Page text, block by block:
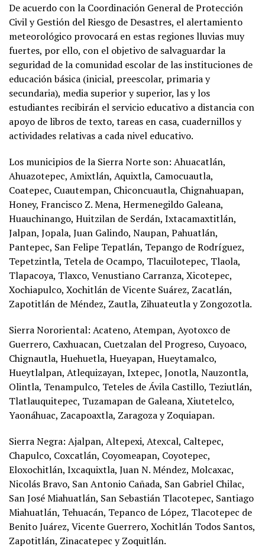
De acuerdo con la Coordinación General de Protección
Civil y Gestión del Riesgo de Desastres, el alertamiento
meteorológico provocará en estas regiones lluvias muy
fuertes, por ello, con el objetivo de salvaguardar la
seguridad de la comunidad escolar de las instituciones de
educación básica (inicial, preescolar, primaria y
secundaria), media superior y superior, las y los
estudiantes recibirán el servicio educativo a distancia con
apoyo de libros de texto, tareas en casa, cuadernillos y
actividades relativas a cada nivel educativo.
Los municipios de la Sierra Norte son: Ahuacatlán,
Ahuazotepec, Amixtlán, Aquixtla, Camocuautla,
Coatepec, Cuautempan, Chiconcuautla, Chignahuapan,
Honey, Francisco Z. Mena, Hermenegildo Galeana,
Huauchinango, Huitzilan de Serdán, Ixtacamaxtitlán,
Jalpan, Jopala, Juan Galindo, Naupan, Pahuatlán,
Pantepec, San Felipe Tepatlán, Tepango de Rodríguez,
Tepetzintla, Tetela de Ocampo, Tlacuilotepec, Tlaola,
Tlapacoya, Tlaxco, Venustiano Carranza, Xicotepec,
Xochiapulco, Xochitlán de Vicente Suárez, Zacatlán,
Zapotitlán de Méndez, Zautla, Zihuateutla y Zongozotla.
Sierra Nororiental: Acateno, Atempan, Ayotoxco de
Guerrero, Caxhuacan, Cuetzalan del Progreso, Cuyoaco,
Chignautla, Huehuetla, Hueyapan, Hueytamalco,
Hueytlalpan, Atlequizayan, Ixtepec, Jonotla, Nauzontla,
Olintla, Tenampulco, Teteles de Ávila Castillo, Teziutlán,
Tlatlauquitepec, Tuzamapan de Galeana, Xiutetelco,
Yaonáhuac, Zacapoaxtla, Zaragoza y Zoquiapan.
Sierra Negra: Ajalpan, Altepexi, Atexcal, Caltepec,
Chapulco, Coxcatlán, Coyomeapan, Coyotepec,
Eloxochitlán, Ixcaquixtla, Juan N. Méndez, Molcaxac,
Nicolás Bravo, San Antonio Cañada, San Gabriel Chilac,
San José Miahuatlán, San Sebastián Tlacotepec, Santiago
Miahuatlán, Tehuacán, Tepanco de López, Tlacotepec de
Benito Juárez, Vicente Guerrero, Xochitlán Todos Santos,
Zapotitlán, Zinacatepec y Zoquitlán.